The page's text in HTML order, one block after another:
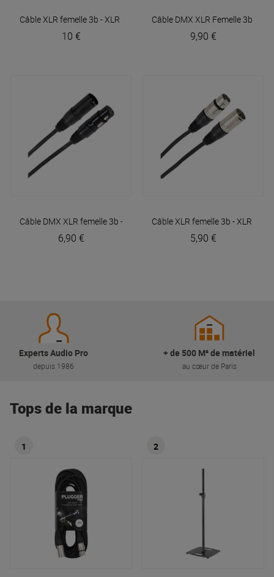
Câble XLR femelle 3b - XLR mâle 3b 6m EasyPlugger
10 €
Câble DMX XLR Femelle 3b -
9,90 €
Câble DMX XLR femelle 3b - XLR mâle 3b 3m EasyPlugger
6,90 €
Câble XLR femelle 3b - XLR
5,90 €
Experts Audio Pro
depuis 1986
+ de 500 M² de matériel
au cœur de Paris
Tops de la marque
1 2